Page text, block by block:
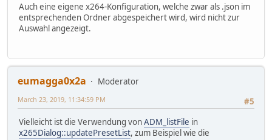
Auch eine eigene x264-Konfiguration, welche zwar als .json im
entsprechenden Ordner abgespeichert wird, wird nicht zur
Auswahl angezeigt.
eumagga0x2a
Moderator
#5
March 23, 2019, 11:34:59 PM
Vielleicht ist die Verwendung vonADM_listFile in
x265Dialog::updatePresetList, zum Beispiel wie die